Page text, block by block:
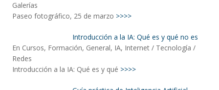
Galerías
Paseo fotográfico, 25 de marzo >>>>
Introducción a la IA: Qué es y qué no es
En Cursos, Formación, General, IA, Internet / Tecnología /
Redes
Introducción a la IA: Qué es y qué >>>>